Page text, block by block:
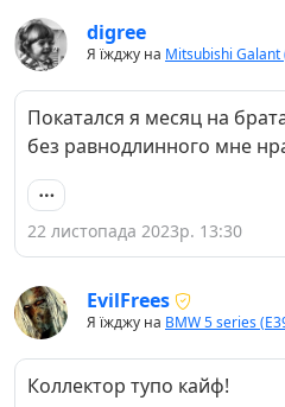
digree
Я їжджу на Mitsubishi Galant
Покатался я месяц на
без равнодлинного мне
22 листопада 2023р. 13:30
EvilFrees
Я їжджу на BMW 5 series
Коллектор тупо кайф!